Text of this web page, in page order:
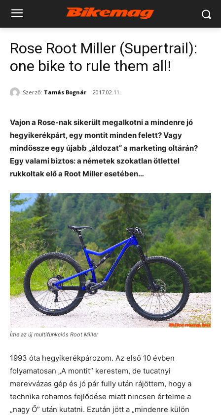
Rose Root Miller (Supertrail):
one bike to rule them all!
Szerző: Tamás Bognár 2017.02.11.
Vajon a Rose-nak sikerült megalkotni a mindenre jó
hegyikerékpárt, egy montit minden felett? Vagy
mindössze egy újabb „áldozat” a marketing oltárán?
Egy valami biztos: a németek szokatlan ötlettel
rukkoltak elő a Root Miller esetében…
Íme az új multifunkciós Root Miller
1993 óta hegyikerékpározom. Az első 10 évben
folyamatosan „A montit” kerestem, de tucatnyi
merevvázas gép és jó pár fully után rájöttem, hogy a
technika rohamos fejlődése miatt nincsen értelme a
„nagy Ő” után kutatni. Ezután jött a „mindenre külön